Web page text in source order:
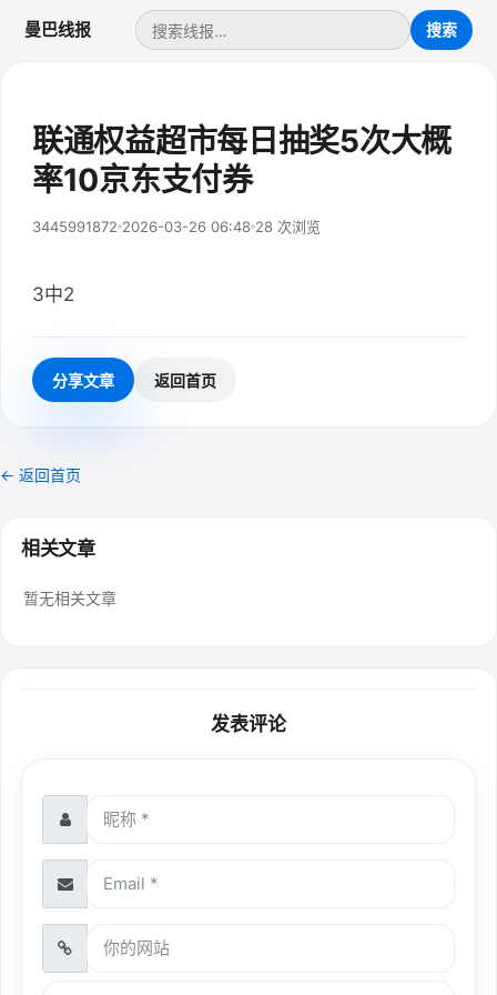
曼巴线报
联通权益超市每日抽奖5次大概
率10京东支付券
3445991872 2026-03-26 06:48 28 次浏览
3中2
分享文章 返回首页
← 返回首页
相关文章
暂无相关文章
发表评论